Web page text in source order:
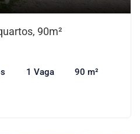
90m²
1 Vaga 90 m²